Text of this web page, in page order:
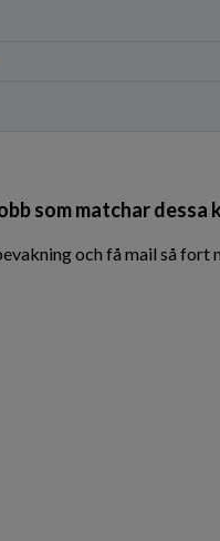
som matchar dessa
och få mail så fort